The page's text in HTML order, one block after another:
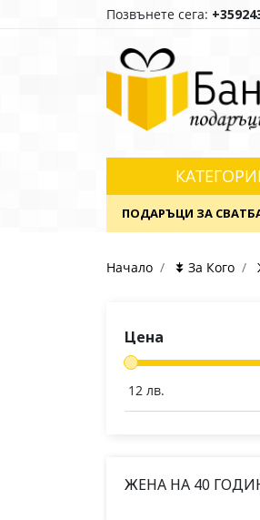
Позвънете сега:
ПОДАРЪЦИ ЗА
Начало ⯯ За Кого
Цена
12 лв.
ЖЕНА НА 40